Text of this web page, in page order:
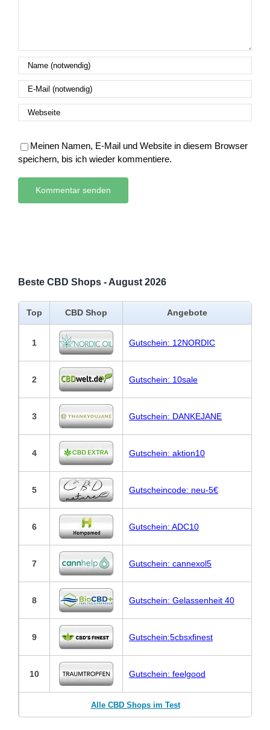
Meinen Namen, E-Mail und Website in diesem Browser
speichern, bis ich wieder kommentiere.
Beste CBD Shops - August 2026
Top CBD Shop Angebote
1 Gutschein: 12NORDIC
2 Gutschein: 10sale
3 Gutschein: DANKEJANE
4 Gutschein: aktion10
5 Gutscheincode: neu-5€
6 Gutschein: ADC10
7 Gutschein: cannexol5
8 Gutschein: Gelassenheit 40
9 Gutschein:5cbsxfinest
10 Gutschein: feelgood
Alle CBD Shops im Test